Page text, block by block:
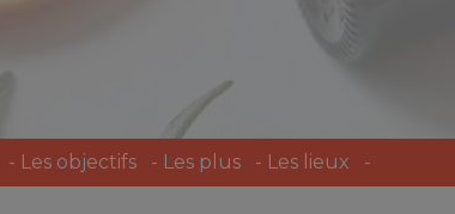
- Les objectifs - Les plus - Les lieux -